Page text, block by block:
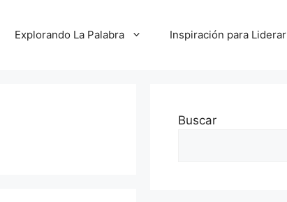
Explorando La Palabra Inspiración para Liderar
Buscar